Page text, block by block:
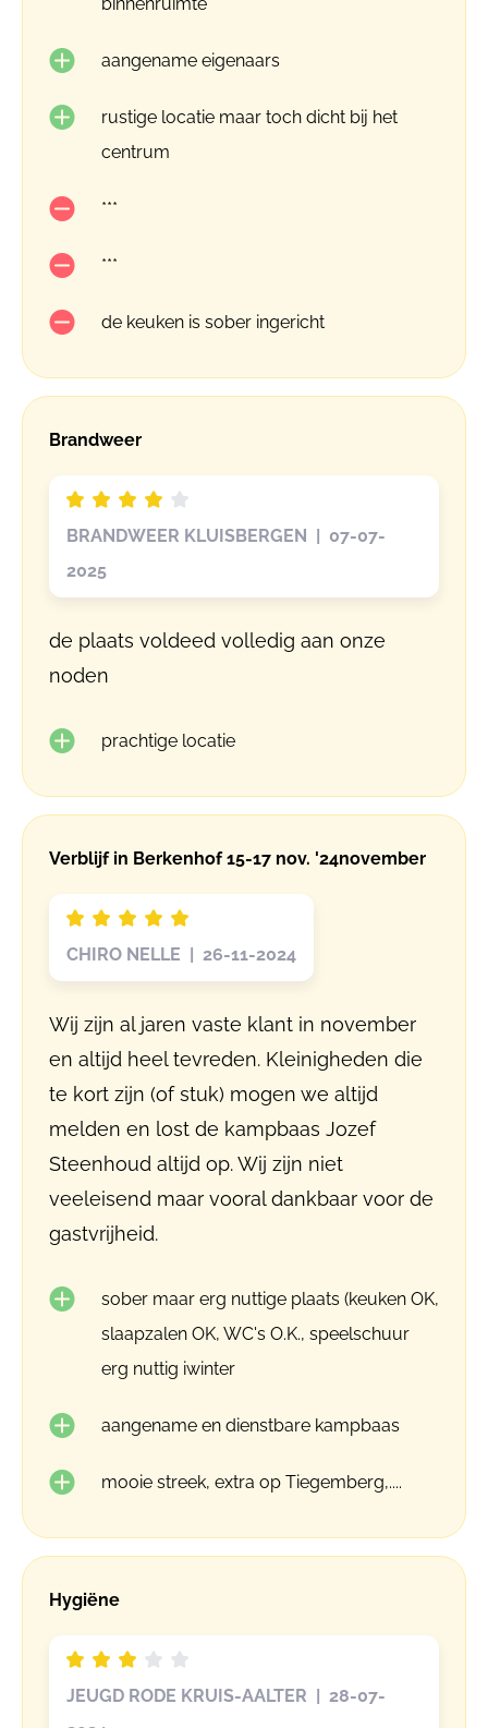
aangename eigenaars
rustige locatie maar toch dicht bij het
centrum
***
***
de keuken is sober ingericht
Brandweer
BRANDWEER KLUISBERGEN | 07-07-
2025
de plaats voldeed volledig aan onze
noden
prachtige locatie
Verblijf in Berkenhof 15-17 nov. '24november
CHIRO NELLE | 26-11-2024
Wij zijn al jaren vaste klant in november
en altijd heel tevreden. Kleinigheden die
te kort zijn (of stuk) mogen we altijd
melden en lost de kampbaas Jozef
Steenhoud altijd op. Wij zijn niet
veeleisend maar vooral dankbaar voor de
gastvrijheid.
sober maar erg nuttige plaats (keuken OK,
slaapzalen OK, WC's O.K., speelschuur
erg nuttig iwinter
aangename en dienstbare kampbaas
mooie streek, extra op Tiegemberg,....
Hygiëne
JEUGD RODE KRUIS-AALTER | 28-07-